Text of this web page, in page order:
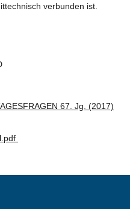
verbunden ist.
67. Jg. (2017)